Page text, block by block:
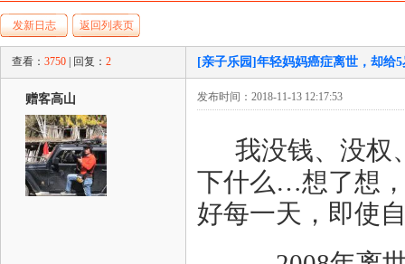
发新日志 返回列表页
查看： 3750 | 回复： 2 [亲子乐园]年轻妈妈癌症离世，却给
赠客高山 发布时间：2018-11-13 12:17:53
我没钱、没权
下什么…想了想
好每一天，即使